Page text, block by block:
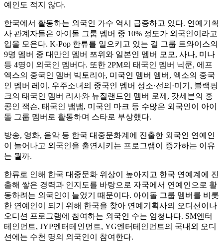
예인도 적지 않다.
한국에서 활동하는 외국인 가수 역시 급증하고 있다. 연예기획
사 관계자들은 아이돌 그룹 멤버 중 10% 정도가 외국인이라고
입을 모은다. K-Pop 한류를 일으키고 있는 걸 그룹 트와이스의
9명 멤버 중 대만인 멤버 쯔위와 일본인 멤버 모모, 사나, 미나
등 4명이 외국인 멤버다. 또한 2PM의 태국인 멤버 닉쿤, 에프
엑스의 중국인 멤버 빅토리아, 미국인 멤버 엠버, 엑소의 중국
인 멤버 레이, 우주소녀의 중국인 멤버 성소·선의·미기, 블랙핑
크의 태국인 멤버 리사와 뉴질랜드인 멤버 로제, 갓세븐의 홍
콩인 잭슨, 태국인 뱀뱀, 미국인 마크 등 수많은 외국인이 아이
돌 그룹 멤버로 활동하며 스타로 부상했다.
방송, 영화, 음악 등 한국 대중문화계에 진출한 외국인 연예인
이 늘어나고 외국인을 출연시키는 프로그램이 증가하는 이유
는 뭘까.
한류로 인해 한국 대중문화 위상이 높아지고 한국 연예계에 진
출해 쌓은 경력과 인지도를 바탕으로 자국에서 연예인으로 활
동하려는 외국인이 늘었기 때문이다. 아이돌 그룹 멤버를 비롯
한 연예인이 되기 위해 한국을 찾아 연예기획사의 오디션이나
오디션 프로그램에 참여하는 외국인 수는 엄청나다. SM엔터
테인먼트, JYP엔터테인먼트, YG엔터테인먼트의 국내외 오디
션에는 수천 명의 외국인이 참여한다.